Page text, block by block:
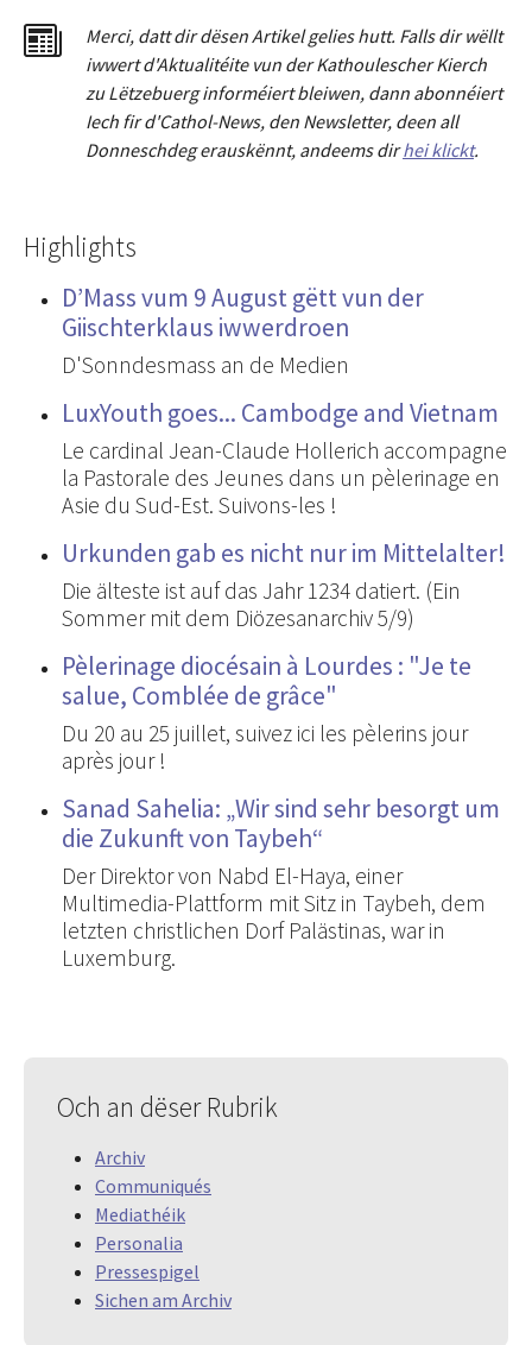
Merci, dattdir dësen Artikel gelies hutt. Falls dir wëllt
iwwert d'Aktualitéite vun der Kathoulescher Kierch
zu Lëtzebuerg informéiert bleiwen, dann abonnéiert
Iech fir d'Cathol-News, den Newsletter, deen all
Donneschdeg erauskënnt, andeems dirhei klickt.
Highlights
D’Mass vum 9 August gëtt vun der
Giischterklaus iwwerdroen
D'Sonndesmass an de Medien
LuxYouth goes... Cambodge and Vietnam
Le cardinal Jean-Claude Hollerich accompagne
la Pastorale des Jeunes dans un pèlerinage en
Asie du Sud-Est. Suivons-les !
Urkunden gab es nicht nur im Mittelalter!
Die älteste ist auf das Jahr 1234 datiert. (Ein
Sommer mit dem Diözesanarchiv 5/9)
Pèlerinage diocésain à Lourdes : "Je te
salue, Comblée de grâce"
Du 20 au 25 juillet, suivez ici les pèlerins jour
après jour !
Sanad Sahelia: „Wir sind sehr besorgt um
die Zukunft von Taybeh“
Der Direktor von Nabd El-Haya, einer
Multimedia-Plattform mit Sitz in Taybeh, dem
letzten christlichen Dorf Palästinas, war in
Luxemburg.
Och an dëser Rubrik
Archiv
Communiqués
Mediathéik
Personalia
Pressespigel
Sichen am Archiv